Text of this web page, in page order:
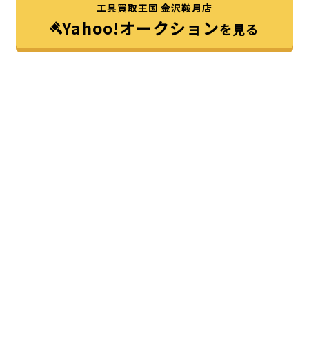
工具買取王国 金沢鞍月店
Yahoo!オークションを見る